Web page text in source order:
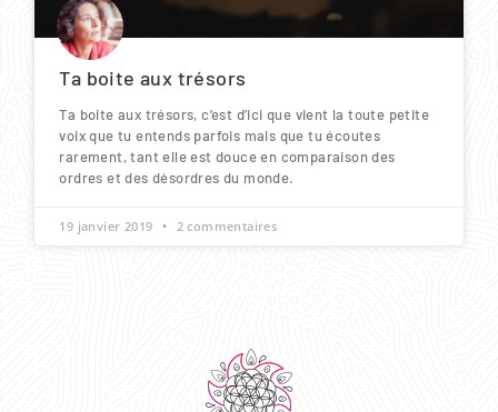
Ta boite aux trésors
Ta boite aux trésors, c’est d’ici que vient la toute petite
voix que tu entends parfois mais que tu écoutes
rarement, tant elle est douce en comparaison des
ordres et des désordres du monde.
19 janvier 2019 2 commentaires